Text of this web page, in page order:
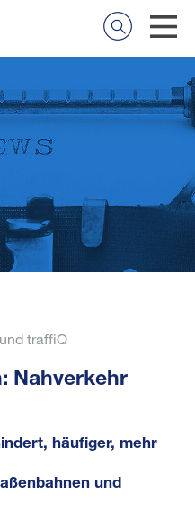
traffiQ
Nahverkehr
häufiger, mehr
und